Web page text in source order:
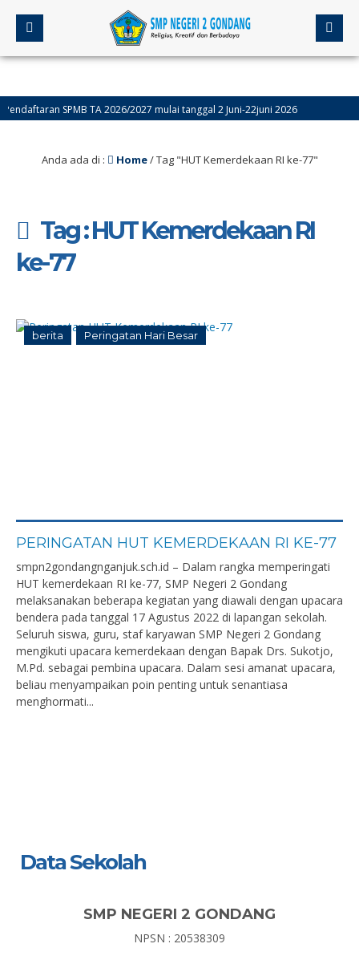
SPMB TA 2026/2027 mulai tanggal 2 Juni-22juni 2026
Sumatif akhir Semester Genap (ASAS) Kelas 9 Dilaksanakan Tanggal 4-
Anda ada di : Home/Tag "HUT Kemerdekaan RI ke-77"
Tag : HUT Kemerdekaan RI
ke-77
berita Peringatan Hari Besar
PERINGATAN HUT KEMERDEKAAN RI KE-77
smpn2gondangnganjuk.sch.id – Dalam rangka memperingati
HUT kemerdekaan RI ke-77, SMP Negeri 2 Gondang
melaksanakan beberapa kegiatan yang diawali dengan upacara
bendera pada tanggal 17 Agustus 2022 di lapangan sekolah.
Seluruh siswa, guru, staf karyawan SMP Negeri 2 Gondang
mengikuti upacara kemerdekaan dengan Bapak Drs. Sukotjo,
M.Pd. sebagai pembina upacara. Dalam sesi amanat upacara,
beliau menyampaikan poin penting untuk senantiasa
menghormati...
Data Sekolah
SMP NEGERI 2 GONDANG
NPSN : 20538309